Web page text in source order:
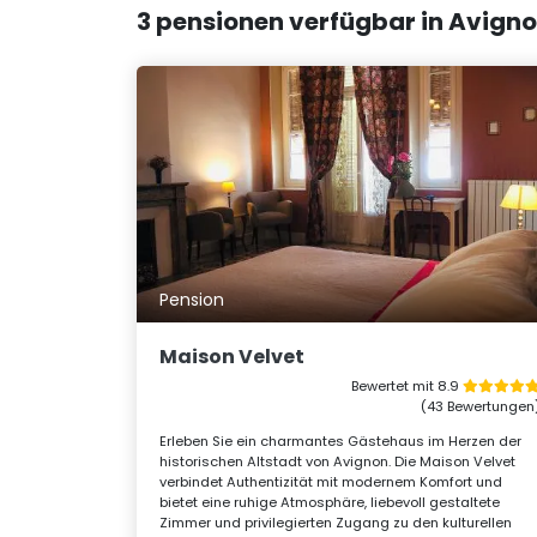
3 pensionen verfügbar in
Pension
Maison Velvet
Bewertet mit 8.9
(43
Erleben Sie ein charmantes Gästehaus im Herzen der
historischen Altstadt von Avignon. Die Maison Velvet
verbindet Authentizität mit modernem Komfort und
bietet eine ruhige Atmosphäre, liebevoll gestaltete
Zimmer und privilegierten Zugang zu den kulturellen